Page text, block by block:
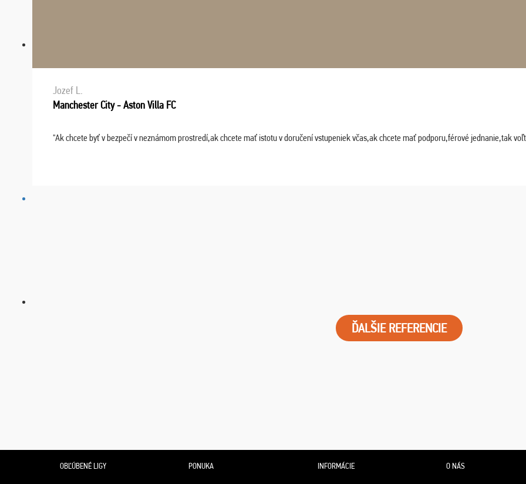
Jozef L.
Manchester City - Aston Villa FC
"Ak chcete byť v bezpečí v neznámom prostredí,ak chcete mať istotu v doručení vstupeniek včas,ak chcete mať podporu,férové jednanie,tak
ĎALŠIE REFERENCIE
OBĽÚBENÉ LIGY PONUKA INFORMÁCIE O NÁS